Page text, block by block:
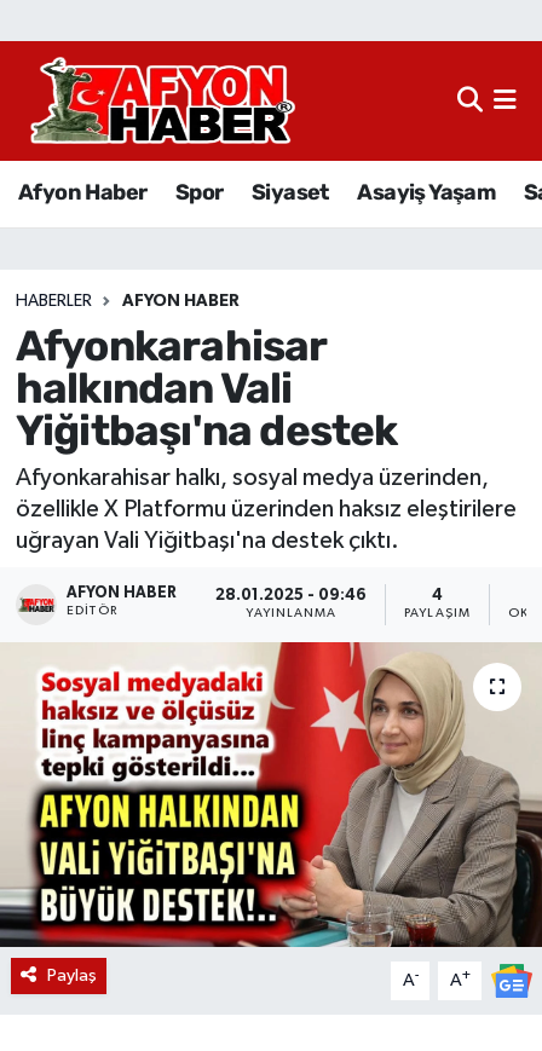
Afyon Haber Spor Siyaset Asayiş Yaşam
HABERLER AFYON HABER
Afyonkarahisar
halkından Vali
Yiğitbaşı'na destek
Afyonkarahisar halkı, sosyal medya üzerinden,
özellikle X Platformu üzerinden haksız eleştirilere
uğrayan Vali Yiğitbaşı'na destek çıktı.
AFYON HABER
EDITÖR
28.01.2025 - 09:46
YAYINLANMA
4
PAYLAŞIM
Paylaş A- A+
Afyon Haber
Sağlık
Eğitim
Sivil Toplum
Ekonomi
Magazin
Etkinlikler